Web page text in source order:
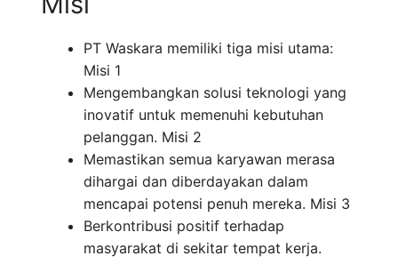
PT Waskara memiliki tiga misi utama:
Misi 1
Mengembangkan solusi teknologi yang
inovatif untuk memenuhi kebutuhan
pelanggan. Misi 2
Memastikan semua karyawan merasa
dihargai dan diberdayakan dalam
mencapai potensi penuh mereka. Misi 3
Berkontribusi positif terhadap
masyarakat di sekitar tempat kerja.